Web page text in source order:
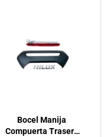
Bocel Manija
Compuerta Trasera